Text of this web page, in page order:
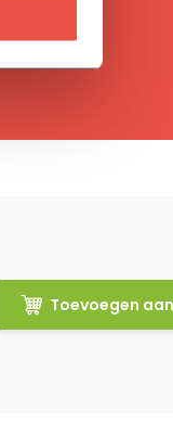
Toevoegen